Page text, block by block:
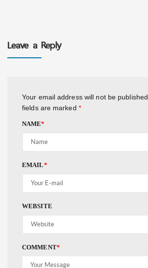
Leave a Reply
Your email address will not be published.
fields are marked *
NAME*
EMAIL*
WEBSITE
COMMENT*